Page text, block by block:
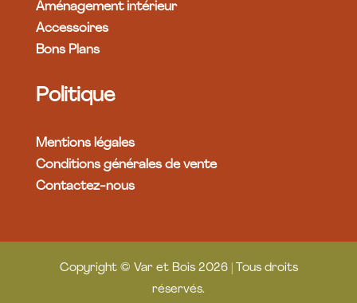
Aménagement intérieur
Accessoires
Bons Plans
Politique
Mentions légales
Conditions générales de vente
Contactez-nous
Copyright © Var et Bois 2026 | Tous droits
réservés.